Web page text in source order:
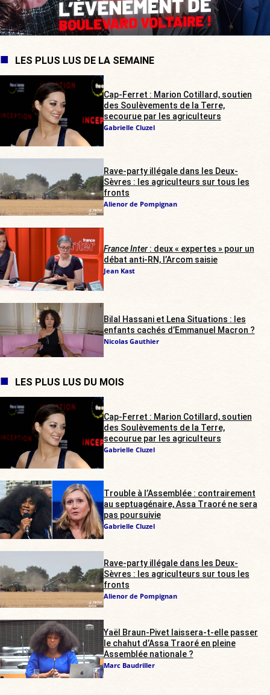
LES PLUS LUS DE LA SEMAINE
Cap-Ferret : Marion Cotillard, soutien
des Soulèvements de la Terre,
secourue par les agriculteurs
Gabrielle Cluzel
Rave-party illégale dans les Deux-
Sèvres : les agriculteurs sur tous les
fronts
Alienor de Pompignan
France Inter: deux « expertes » pour un
débat anti-RN, l’Arcom saisie
Jean Kast
Bilal Hassani et Lena Situations : les
enfants cachés d’Emmanuel Macron ?
Nicolas Gauthier
LES PLUS LUS DU MOIS
Cap-Ferret : Marion Cotillard, soutien
des Soulèvements de la Terre,
secourue par les agriculteurs
Gabrielle Cluzel
Trouble à l’Assemblée : contrairement
au septuagénaire, Assa Traoré ne sera
pas poursuivie
Gabrielle Cluzel
Rave-party illégale dans les Deux-
Sèvres : les agriculteurs sur tous les
fronts
Alienor de Pompignan
Yaël Braun-Pivet laissera-t-elle passer
le chahut d’Assa Traoré en pleine
Assemblée nationale ?
Marc Baudriller